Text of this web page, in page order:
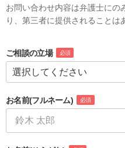
お問い合わせ内容は弁護士にの
り、第三者に提供されることは
ご相談の立場 必須
お名前(フルネーム) 必須